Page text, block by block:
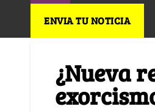
ENVIA TU NOTICIA
¿Nueva